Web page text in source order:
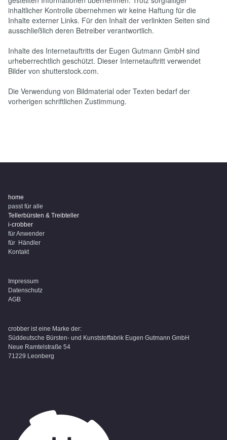
inhaltlicher Kontrolle übernehmen wir keine Haftung für die
Inhalte externer Links. Für den Inhalt der verlinkten Seiten sind
ausschließlich deren Betreiber verantwortlich.
Inhalte des Internetauftritts der Eugen Gutmann GmbH sind
urheberrechtlich geschützt. Dieser Internetauftritt verwendet
Bilder von shutterstock.com.
Die Verwendung von Bildmaterial oder Texten bedarf der
vorherigen schriftlichen Zustimmung.
home
passt für alle
Tellerbürsten & Treibteller
i-crobber
für Anwender
für Händler
Kontakt
Impressum
Datenschutz
AGB
crobber ist eine Marke der:
Süddeutsche Bürsten- und Kunststoffabrik Eugen Gutmann GmbH
Neue Ramtelstraße 54
71229 Leonberg